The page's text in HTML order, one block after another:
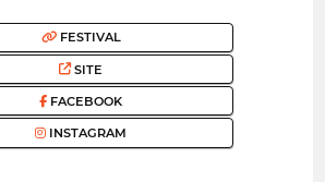
FESTIVAL
SITE
FACEBOOK
INSTAGRAM